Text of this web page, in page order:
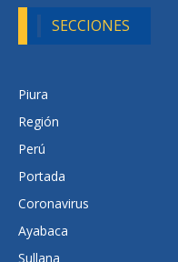
SECCIONES
Piura
Región
Perú
Portada
Coronavirus
Ayabaca
Sullana